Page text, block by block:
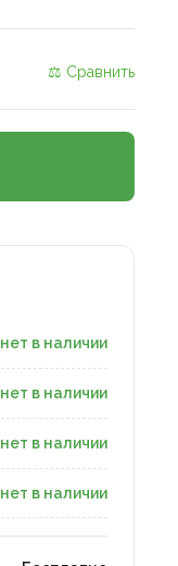
⚖ Сравнить
нет в наличии
нет в наличии
нет в наличии
нет в наличии